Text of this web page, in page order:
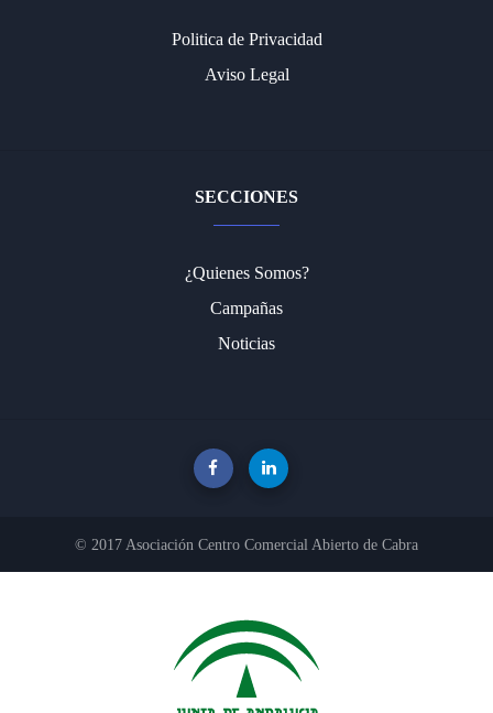
Politica de Privacidad
Aviso Legal
SECCIONES
¿Quienes Somos?
Campañas
Noticias
© 2017 Asociación Centro Comercial Abierto de Cabra